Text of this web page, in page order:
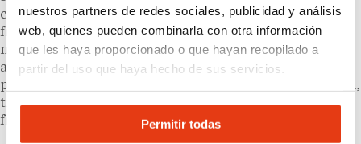
nuestros partners de redes sociales, publicidad y análisis
web, quienes pueden combinarla con otra información
que les haya proporcionado o que hayan recopilado a
partir del uso que haya hecho de sus servicios.
Permitir todas
cuenta con redes activas en búsqueda de
franquiciados. Elpetcarees uno de los sectores de
mayor resistencia al ciclo económico: los hogares con
animales de compañía mantienen su gasto incluso en
periodos de contracción del consumo. A continuación,
tres enseñas con presencia en España y modelo de
franquicia abierto.